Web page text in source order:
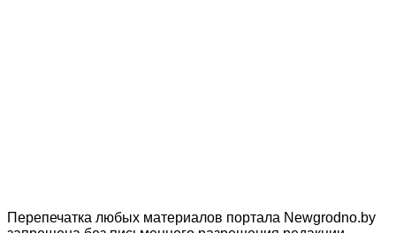
Перепечатка любых материалов портала Newgrodno.by